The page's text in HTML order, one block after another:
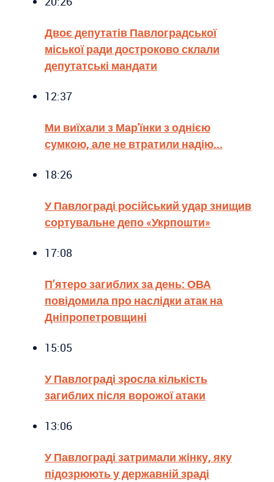
Двоє депутатів Павлоградської
міської ради достроково склали
депутатські мандати
12:37
Ми виїхали з Мар'їнки з однією
сумкою, але не втратили надію...
18:26
У Павлограді російський удар знищив
сортувальне депо «Укрпошти»
17:08
П’ятеро загиблих за день: ОВА
повідомила про наслідки атак на
Дніпропетровщині
15:05
У Павлограді зросла кількість
загиблих після ворожої атаки
13:06
У Павлограді затримали жінку, яку
підозрюють у державній зраді